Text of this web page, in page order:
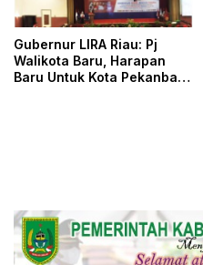
Gubernur LIRA Riau: Pj
Walikota Baru, Harapan
Baru Untuk Kota Pekanbaru